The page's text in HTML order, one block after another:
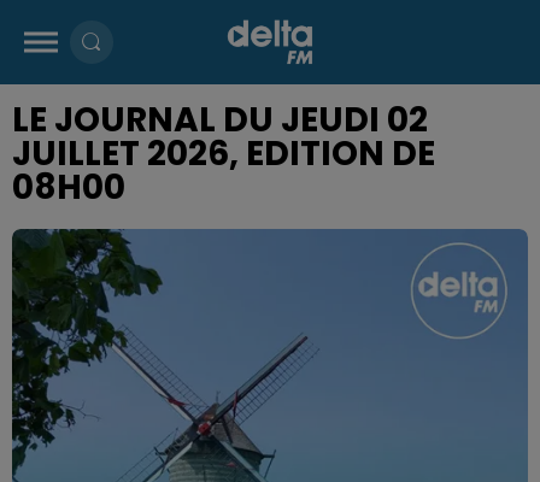
LE JOURNAL DU JEUDI 02
JUILLET 2026, EDITION DE
08H00